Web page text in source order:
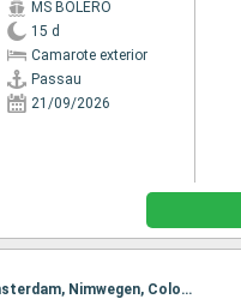
MS BOLERO
15 d
Camarote exterior
Passau
21/09/2026
Itinerario : Basilea, Estrasburgo, Ludwigshafen, Rudesheim, Coblenza, Colonia, Amsterdam, Nimwegen, Colonia